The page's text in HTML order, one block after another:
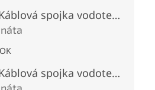
TTAF Káblová spojka vodotesná IP68, Typu "T" , 3 pinová, 20A, 2,5mm², M20
produktu je 5 z 5 hviezdičiek.
TTAF Káblová spojka vodotesná IP68, "I" Priama, 3 pinová, 20A, 2,5mm², M20